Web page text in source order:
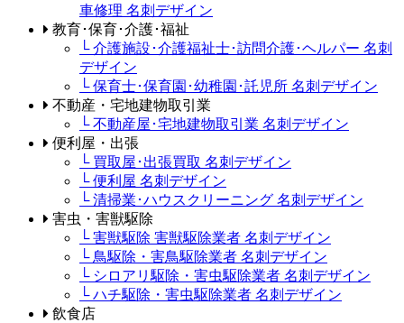
車修理 名刺デザイン
教育･保育･介護･福祉
└ 介護施設･介護福祉士･訪問介護･ヘルパー 名刺
デザイン
└ 保育士･保育園･幼稚園･託児所 名刺デザイン
不動産・宅地建物取引業
└ 不動産屋･宅地建物取引業 名刺デザイン
便利屋・出張
└ 買取屋･出張買取 名刺デザイン
└ 便利屋 名刺デザイン
└ 清掃業･ハウスクリーニング 名刺デザイン
害虫・害獣駆除
└ 害獣駆除 害獣駆除業者 名刺デザイン
└ 鳥駆除・害鳥駆除業者 名刺デザイン
└ シロアリ駆除・害虫駆除業者 名刺デザイン
└ ハチ駆除・害虫駆除業者 名刺デザイン
飲食店